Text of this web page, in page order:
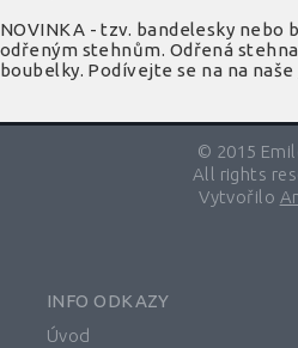
NOVINKA - tzv. bandelesky nebo
odřeným stehnům. Odřená
boubelky. Podívejte se na na naše
© 2015
All rights
Vytvořilo
INFO ODKAZY
Úvod